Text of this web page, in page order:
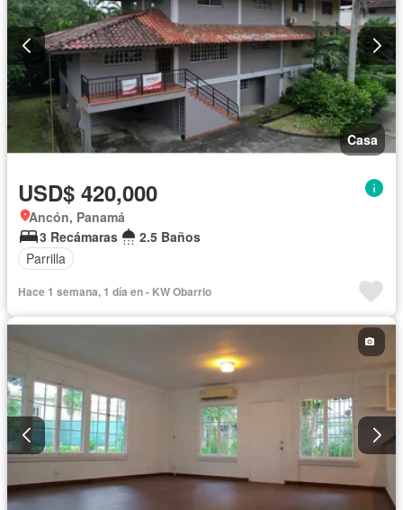
Casa
USD$ 420,000
Ancón, Panamá
3 Recámaras
2.5 Baños
Parrilla
Hace 1 semana, 1 día en - KW Obarrio